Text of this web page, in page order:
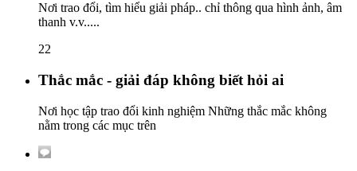
Nơi trao đổi, tìm hiểu giải pháp.. chỉ thông qua hình ảnh, âm
thanh v.v.....
22
Thắc mắc - giải đáp không biết hỏi ai
Nơi học tập trao đổi kinh nghiệm Những thắc mắc không
nằm trong các mục trên